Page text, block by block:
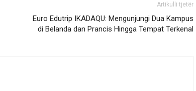
Artikulli tjetër
Euro Edutrip IKADAQU: Mengunjungi Dua Kampus
di Belanda dan Prancis Hingga Tempat Terkenal